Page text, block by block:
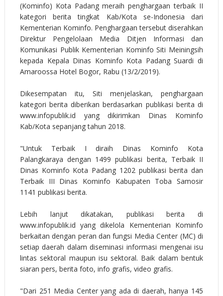
(Kominfo) Kota Padang meraih penghargaan terbaik II
kategori berita tingkat Kab/Kota se-Indonesia dari
Kementerian Kominfo. Penghargaan tersebut diserahkan
Direktur Pengelolaan Media Ditjen Informasi dan
Komunikasi Publik Kementerian Kominfo Siti Meiningsih
kepada Kepala Dinas Kominfo Kota Padang Suardi di
Amaroossa Hotel Bogor, Rabu (13/2/2019).
Dikesempatan itu, Siti menjelaskan, penghargaan
kategori berita diberikan berdasarkan publikasi berita di
www.infopublik.id yang dikirimkan Dinas Kominfo
Kab/Kota sepanjang tahun 2018.
"Untuk Terbaik I diraih Dinas Kominfo Kota
Palangkaraya dengan 1499 publikasi berita, Terbaik II
Dinas Kominfo Kota Padang 1202 publikasi berita dan
Terbaik III Dinas Kominfo Kabupaten Toba Samosir
1141 publikasi berita.
Lebih lanjut dikatakan, publikasi berita di
www.infopublik.id yang dikelola Kementerian Kominfo
berkaitan dengan peran dan fungsi Media Center (MC) di
setiap daerah dalam diseminasi informasi mengenai isu
lintas sektoral maupun isu sektoral. Baik dalam bentuk
siaran pers, berita foto, info grafis, video grafis.
"Dari 251 Media Center yang ada di daerah, hanya 145